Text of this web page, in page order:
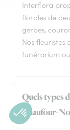
Interflora
florales de
gerbes,
Nos fleuristes
funérarium
Quels types
Chaufour-